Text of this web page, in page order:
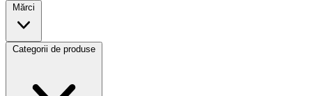
Mărci
Categorii de produse